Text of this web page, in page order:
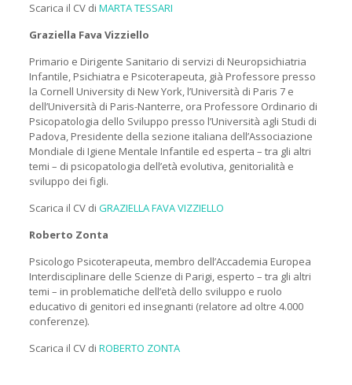
Scarica il CV di MARTA TESSARI
Graziella Fava Vizziello
Primario e Dirigente Sanitario di servizi di Neuropsichiatria
Infantile, Psichiatra e Psicoterapeuta, già Professore presso
la Cornell University di New York, l’Università di Paris 7 e
dell’Università di Paris-Nanterre, ora Professore Ordinario di
Psicopatologia dello Sviluppo presso l’Università agli Studi di
Padova, Presidente della sezione italiana dell’Associazione
Mondiale di Igiene Mentale Infantile ed esperta – tra gli altri
temi – di psicopatologia dell’età evolutiva, genitorialità e
sviluppo dei figli.
Scarica il CV di GRAZIELLA FAVA VIZZIELLO
Roberto Zonta
Psicologo Psicoterapeuta, membro dell’Accademia Europea
Interdisciplinare delle Scienze di Parigi, esperto – tra gli altri
temi – in problematiche dell’età dello sviluppo e ruolo
educativo di genitori ed insegnanti (relatore ad oltre 4.000
conferenze).
Scarica il CV di ROBERTO ZONTA